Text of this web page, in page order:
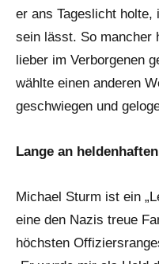
er ans Tageslicht
sein lässt. So mancher
lieber im Verborgenen
wählte einen anderen
geschwiegen und
Lange an
Michael Sturm ist ein
eine den Nazis treue
höchsten